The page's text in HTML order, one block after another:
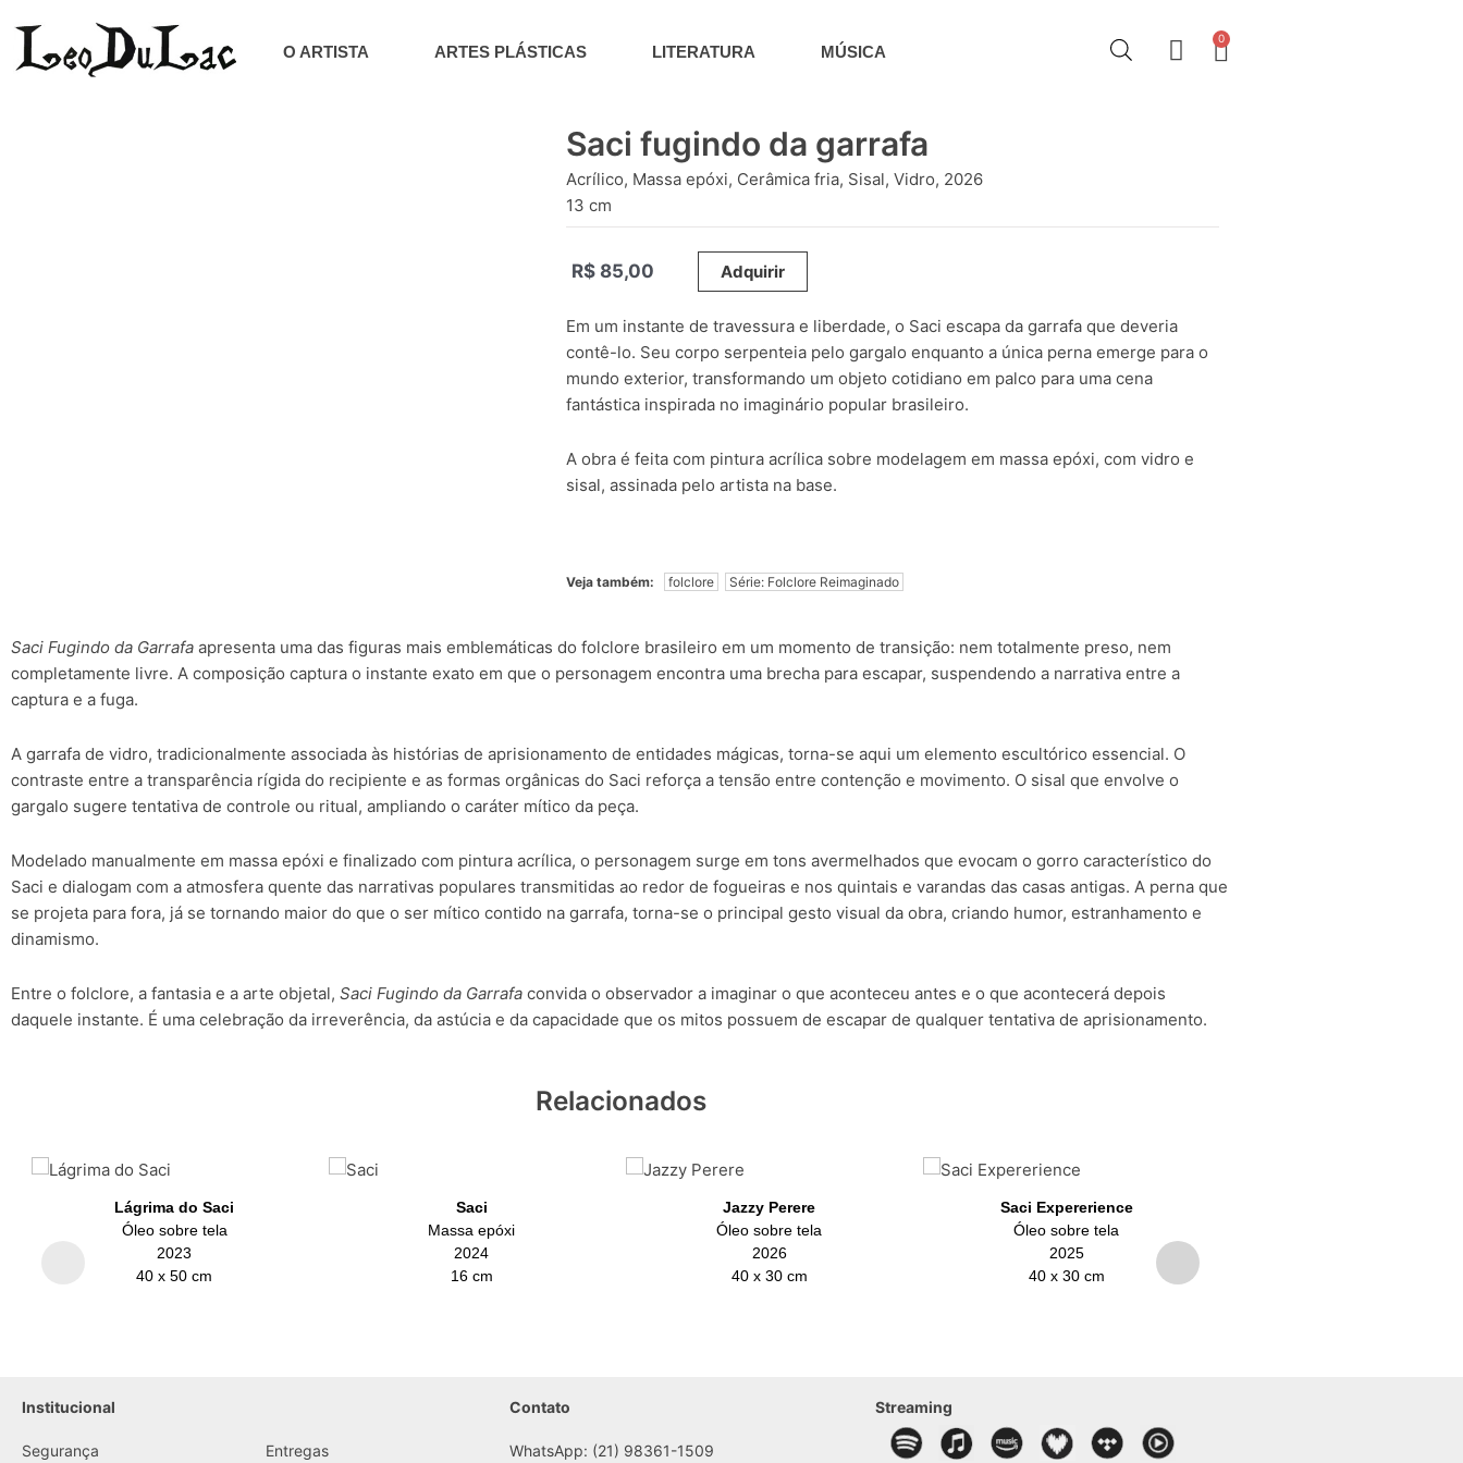
O ARTISTA ARTES PLÁSTICAS LITERATURA MÚSICA
0
Saci fugindo da garrafa
Acrílico, Massa epóxi, Cerâmica fria, Sisal, Vidro, 2026
13 cm
R$ 85,00 Adquirir
Em um instante de travessura e liberdade, o Saci escapa da garrafa que deveria
contê-lo. Seu corpo serpenteia pelo gargalo enquanto a única perna emerge para o
mundo exterior, transformando um objeto cotidiano em palco para uma cena
fantástica inspirada no imaginário popular brasileiro.
A obra é feita com pintura acrílica sobre modelagem em massa epóxi, com vidro e
sisal, assinada pelo artista na base.
Veja também: folclore Série: Folclore Reimaginado
Saci Fugindo da Garrafa apresenta uma das figuras mais emblemáticas do folclore brasileiro em um momento de transição: nem totalmente preso, nem
completamente livre. A composição captura o instante exato em que o personagem encontra uma brecha para escapar, suspendendo a narrativa entre a
captura e a fuga.
A garrafa de vidro, tradicionalmente associada às histórias de aprisionamento de entidades mágicas, torna-se aqui um elemento escultórico essencial. O
contraste entre a transparência rígida do recipiente e as formas orgânicas do Saci reforça a tensão entre contenção e movimento. O sisal que envolve o
gargalo sugere tentativa de controle ou ritual, ampliando o caráter mítico da peça.
Modelado manualmente em massa epóxi e finalizado com pintura acrílica, o personagem surge em tons avermelhados que evocam o gorro característico do
Saci e dialogam com a atmosfera quente das narrativas populares transmitidas ao redor de fogueiras e nos quintais e varandas das casas antigas. A perna que
se projeta para fora, já se tornando maior do que o ser mítico contido na garrafa, torna-se o principal gesto visual da obra, criando humor, estranhamento e
dinamismo.
Entre o folclore, a fantasia e a arte objetal, Saci Fugindo da Garrafa convida o observador a imaginar o que aconteceu antes e o que acontecerá depois
daquele instante. É uma celebração da irreverência, da astúcia e da capacidade que os mitos possuem de escapar de qualquer tentativa de aprisionamento.
Relacionados
Lágrima do Saci
Óleo sobre tela
2023
40 x 50 cm
Saci
Massa epóxi
2024
16 cm
Jazzy Perere
Óleo sobre tela
2026
40 x 30 cm
Saci Expererience
Óleo sobre tela
2025
40 x 30 cm
Institucional
Segurança Entregas
Contato
WhatsApp: (21) 98361-1509
Streaming